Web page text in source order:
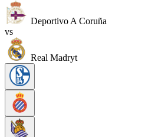
Deportivo A Coruña
vs
Real Madryt